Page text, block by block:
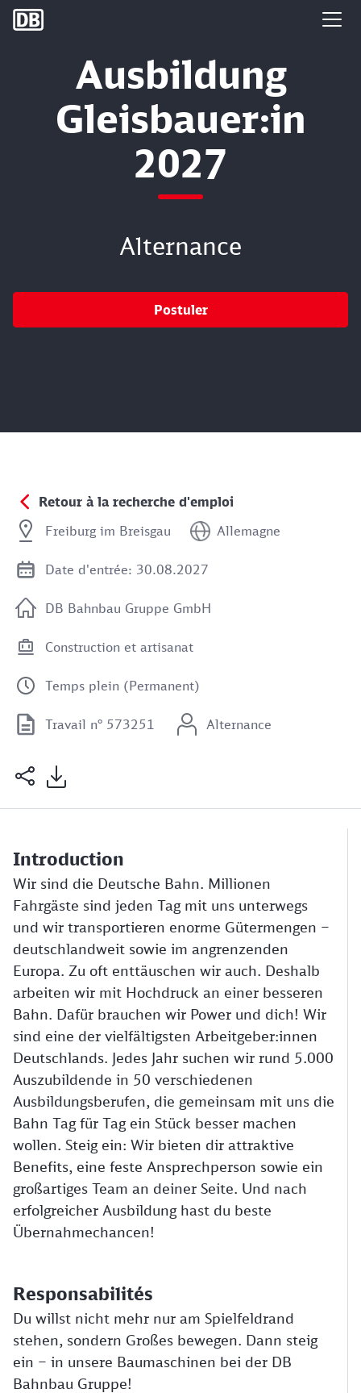
DB Group
Ausbildung
Gleisbauer:in
2027
Alternance
Postuler
Retour à la recherche d'emploi
Freiburg im Breisgau
Allemagne
Date d'entrée: 30.08.2027
DB Bahnbau Gruppe GmbH
Construction et artisanat
Temps plein (Permanent)
Travail n° 573251 Alternance
Introduction
Wir sind die Deutsche Bahn. Millionen
Fahrgäste sind jeden Tag mit uns unterwegs
und wir transportieren enorme Gütermengen –
deutschlandweit sowie im angrenzenden
Europa. Zu oft enttäuschen wir auch. Deshalb
arbeiten wir mit Hochdruck an einer besseren
Bahn. Dafür brauchen wir Power und dich! Wir
sind eine der vielfältigsten Arbeitgeber:innen
Deutschlands. Jedes Jahr suchen wir rund 5.000
Auszubildende in 50 verschiedenen
Ausbildungsberufen, die gemeinsam mit uns die
Bahn Tag für Tag ein Stück besser machen
wollen. Steig ein: Wir bieten dir attraktive
Benefits, eine feste Ansprechperson sowie ein
großartiges Team an deiner Seite. Und nach
erfolgreicher Ausbildung hast du beste
Übernahmechancen!
Responsabilités
Du willst nicht mehr nur am Spielfeldrand
stehen, sondern Großes bewegen. Dann steig
ein – in unsere Baumaschinen bei der DB
Bahnbau Gruppe!